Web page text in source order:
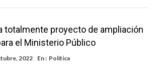
totalmente proyecto de ampliación
el Ministerio Público
2022 En : Política